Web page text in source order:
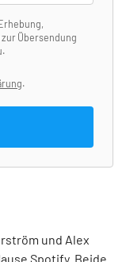
Übersendung
.
und Alex
Spotify. Beide